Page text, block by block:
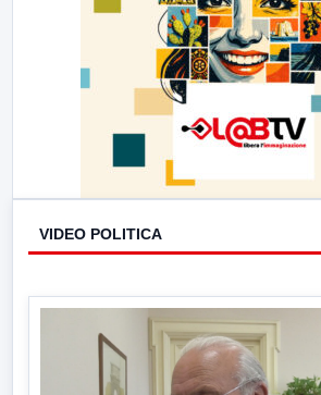
VIDEO POLITICA